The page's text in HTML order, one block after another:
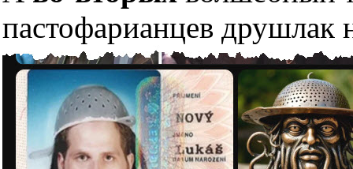
пастофарианцев друшлак